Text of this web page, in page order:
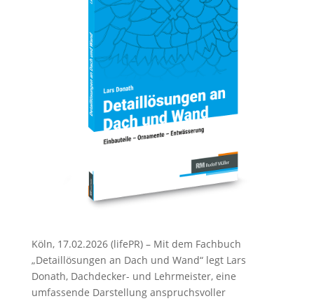
Köln, 17.02.2026 (lifePR) – Mit dem Fachbuch
„Detaillösungen an Dach und Wand“ legt Lars
Donath, Dachdecker- und Lehrmeister, eine
umfassende Darstellung anspruchsvoller